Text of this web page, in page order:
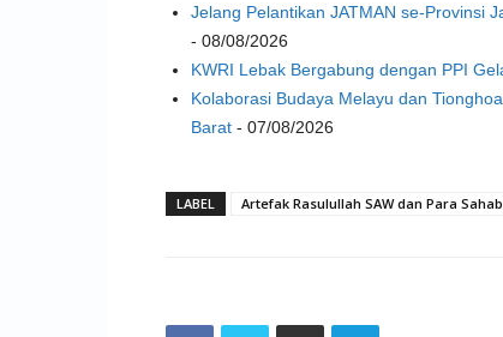
Jelang Pelantikan JATMAN se-Provinsi
- 08/08/2026
KWRI Lebak Bergabung dengan PPI
Kolaborasi Budaya Melayu dan
Barat - 07/08/2026
LABEL Artefak Rasulullah SAW dan Para